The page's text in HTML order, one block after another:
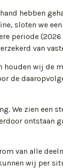
hebben
sloten we
periode
van
wij de
de
We zien een
ontstaan
van alle
wij per